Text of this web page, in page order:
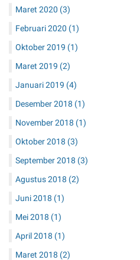
Maret 2020 (3)
Februari 2020 (1)
Oktober 2019 (1)
Maret 2019 (2)
Januari 2019 (4)
Desember 2018 (1)
November 2018 (1)
Oktober 2018 (3)
September 2018 (3)
Agustus 2018 (2)
Juni 2018 (1)
Mei 2018 (1)
April 2018 (1)
Maret 2018 (2)